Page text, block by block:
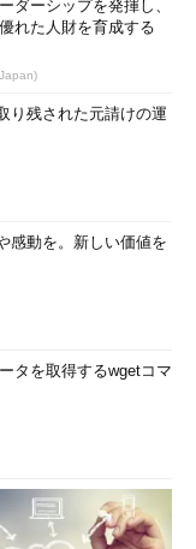
ダーシップを発揮し、
れた人財を育成する
り残された元請けの運
感動を。新しい価値を
タを取得するwgetコマ